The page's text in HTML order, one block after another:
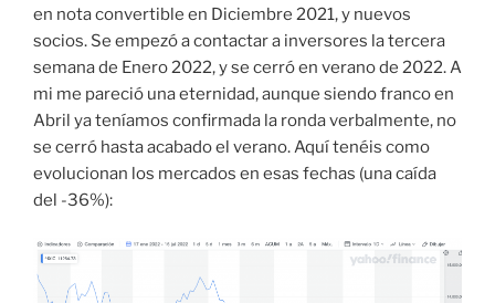
en nota convertible en Diciembre 2021, y nuevos
socios. Se empezó a contactar a inversores la tercera
semana de Enero 2022, y se cerró en verano de 2022. A
mi me pareció una eternidad, aunque siendo franco en
Abril ya teníamos confirmada la ronda verbalmente, no
se cerró hasta acabado el verano. Aquí tenéis como
evolucionan los mercados en esas fechas (una caída
del -36%):